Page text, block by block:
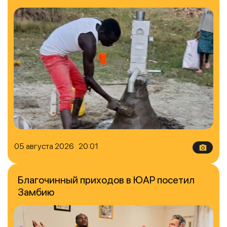
05 августа 2026 20:01
Благочинный приходов в ЮАР посетил
Замбию